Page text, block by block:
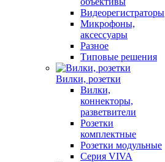
Видеорегистраторы
Микрофоны,
аксессуары
Разное
Типовые решения
Вилки, розетки
Вилки,
коннекторы,
разветвители
Розетки
комплектные
Розетки модульные
Серия VIVA